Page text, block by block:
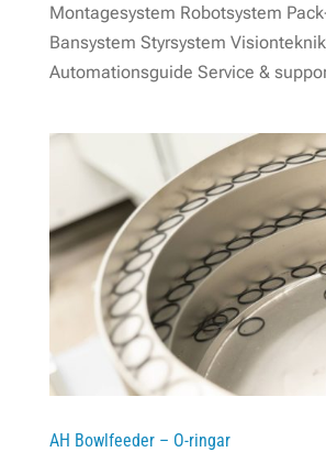
Montagesystem Robotsystem
Bansystem Styrsystem
Automationsguide Service &
AH Bowlfeeder – O-ringar